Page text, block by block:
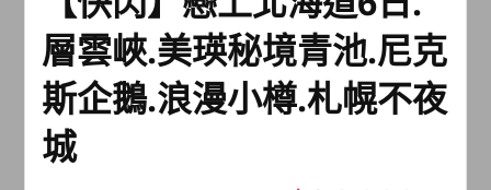
層雲峽.美瑛秘境青池.尼克
斯企鵝.浪漫小樽.札幌不夜
城